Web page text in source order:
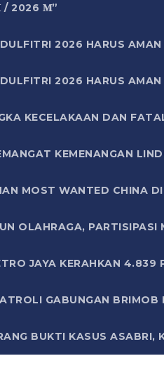
𝐇 / 2026 𝐌”
2026 HARUS
2026 HARUS
KECELAKAAN DAN
KEMENANGAN
MOST WANTED CHINA
OLAHRAGA,
JAYA KERAHKAN 4.839
GABUNGAN
BUKTI KASUS ASABRI,